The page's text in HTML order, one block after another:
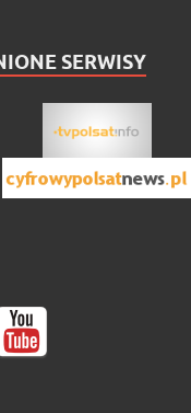
SERWISY